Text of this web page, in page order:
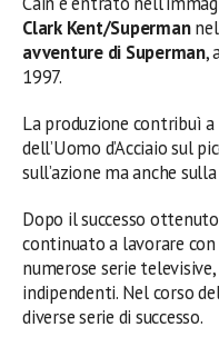
Clark Kent/Superman
avventure di Superman,
1997.
La produzione contribuì
dell’Uomo d’Acciaio sul
sull’azione ma anche
Dopo il successo
continuato a lavorare
numerose serie
indipendenti. Nel corso
diverse serie di successo.